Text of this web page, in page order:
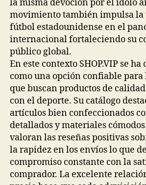
la misma devoción por el ídolo
movimiento también impulsa
fútbol estadounidense en el
internacional fortaleciendo su
público global.
En este contexto SHOP.VIP se
como una opción confiable para
que buscan productos de
con el deporte. Su catálogo
artículos bien confeccionados
detallados y materiales
valoran las reseñas positivas
la rapidez en los envíos lo que
compromiso constante con la
comprador. La excelente